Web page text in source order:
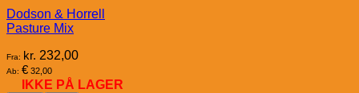
Dodson & Horrell
Pasture Mix
Fra: kr. 232,00
Ab: € 32,00
IKKE PÅ LAGER